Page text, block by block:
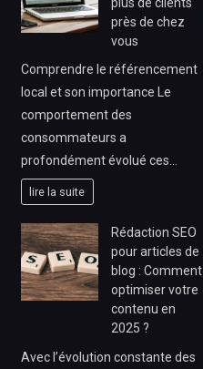
plus de clients
près de chez
vous
Comprendre le référencement
local et son importance Le
comportement des
consommateurs a
profondément évolué ces…
lire la suite
Rédaction SEO
pour articles de
blog : Comment
optimiser votre
contenu en
2025 ?
Avec l’évolution constante des